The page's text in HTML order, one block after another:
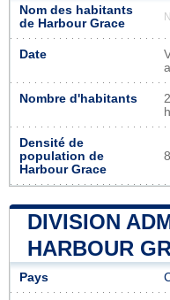
Nom des habitants
de Harbour Grace
Date
Nombre d'habitants
Densité de
population de
Harbour Grace
DIVISION
HARBOUR
Pays